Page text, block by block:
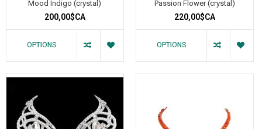
Mood Indigo (crystal)
200,00$CA
OPTIONS
Passion Flower (crystal)
220,00$CA
OPTIONS